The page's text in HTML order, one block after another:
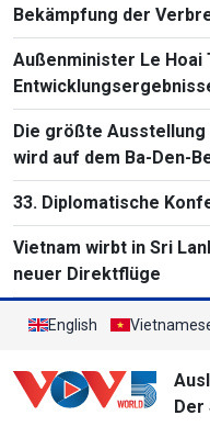
Bekämpfung der
Außenminister Le Hoai
Die größte
wird auf dem Ba-Den-
33. Diplomatische
Vietnam wirbt in Sri
neuer Direktflüge
English
Der